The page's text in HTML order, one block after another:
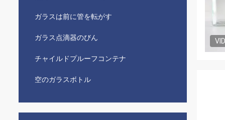
ガラスは前に管を転がす
ガラス点滴器のびん
チャイルドプルーフコンテナ
空のガラスボトル